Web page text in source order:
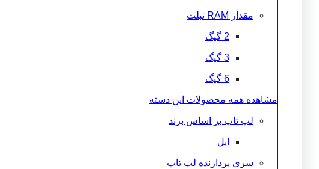
مقدار RAM تبلت
2 گیگ
3 گیگ
6 گیگ
مشاهده همه محصولات این دسته
لپ تاپ بر اساس برند
اپل
سری پردازنده لپ تاپ